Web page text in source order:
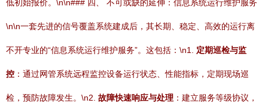
低初始报价。\n\n### 四、 不可或缺的延伸：信息系统运行维护服务
\n\n一套先进的信号覆盖系统建成后，其长期、稳定、高效的运行离
不开专业的“信息系统运行维护服务”。这包括：\n1. 定期巡检与监
控 ：通过网管系统远程监控设备运行状态、性能指标，定期现场巡
检，预防故障发生。\n2. 故障快速响应与处理 ：建立服务等级协议，